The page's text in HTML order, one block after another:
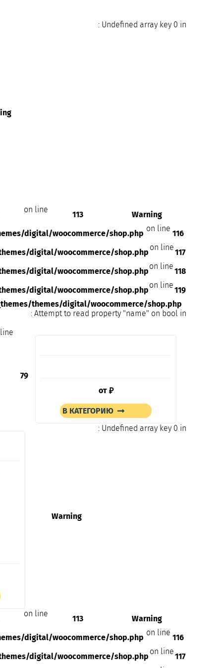
: Undefined array key 0 in
on line 113
Warning
digital/woocommerce/shop.php on line 116
digital/woocommerce/shop.php on line117
digital/woocommerce/shop.phpon line118
digital/woocommerce/shop.phpon line119
themes/digital/woocommerce/shop.php
: Attempt to read property "name" on bool in
79
от ₽
В КАТЕГОРИЮ
Warning
: Undefined array key 0 in
on line 113
Warning
digital/woocommerce/shop.php on line 116
digital/woocommerce/shop.php on line117